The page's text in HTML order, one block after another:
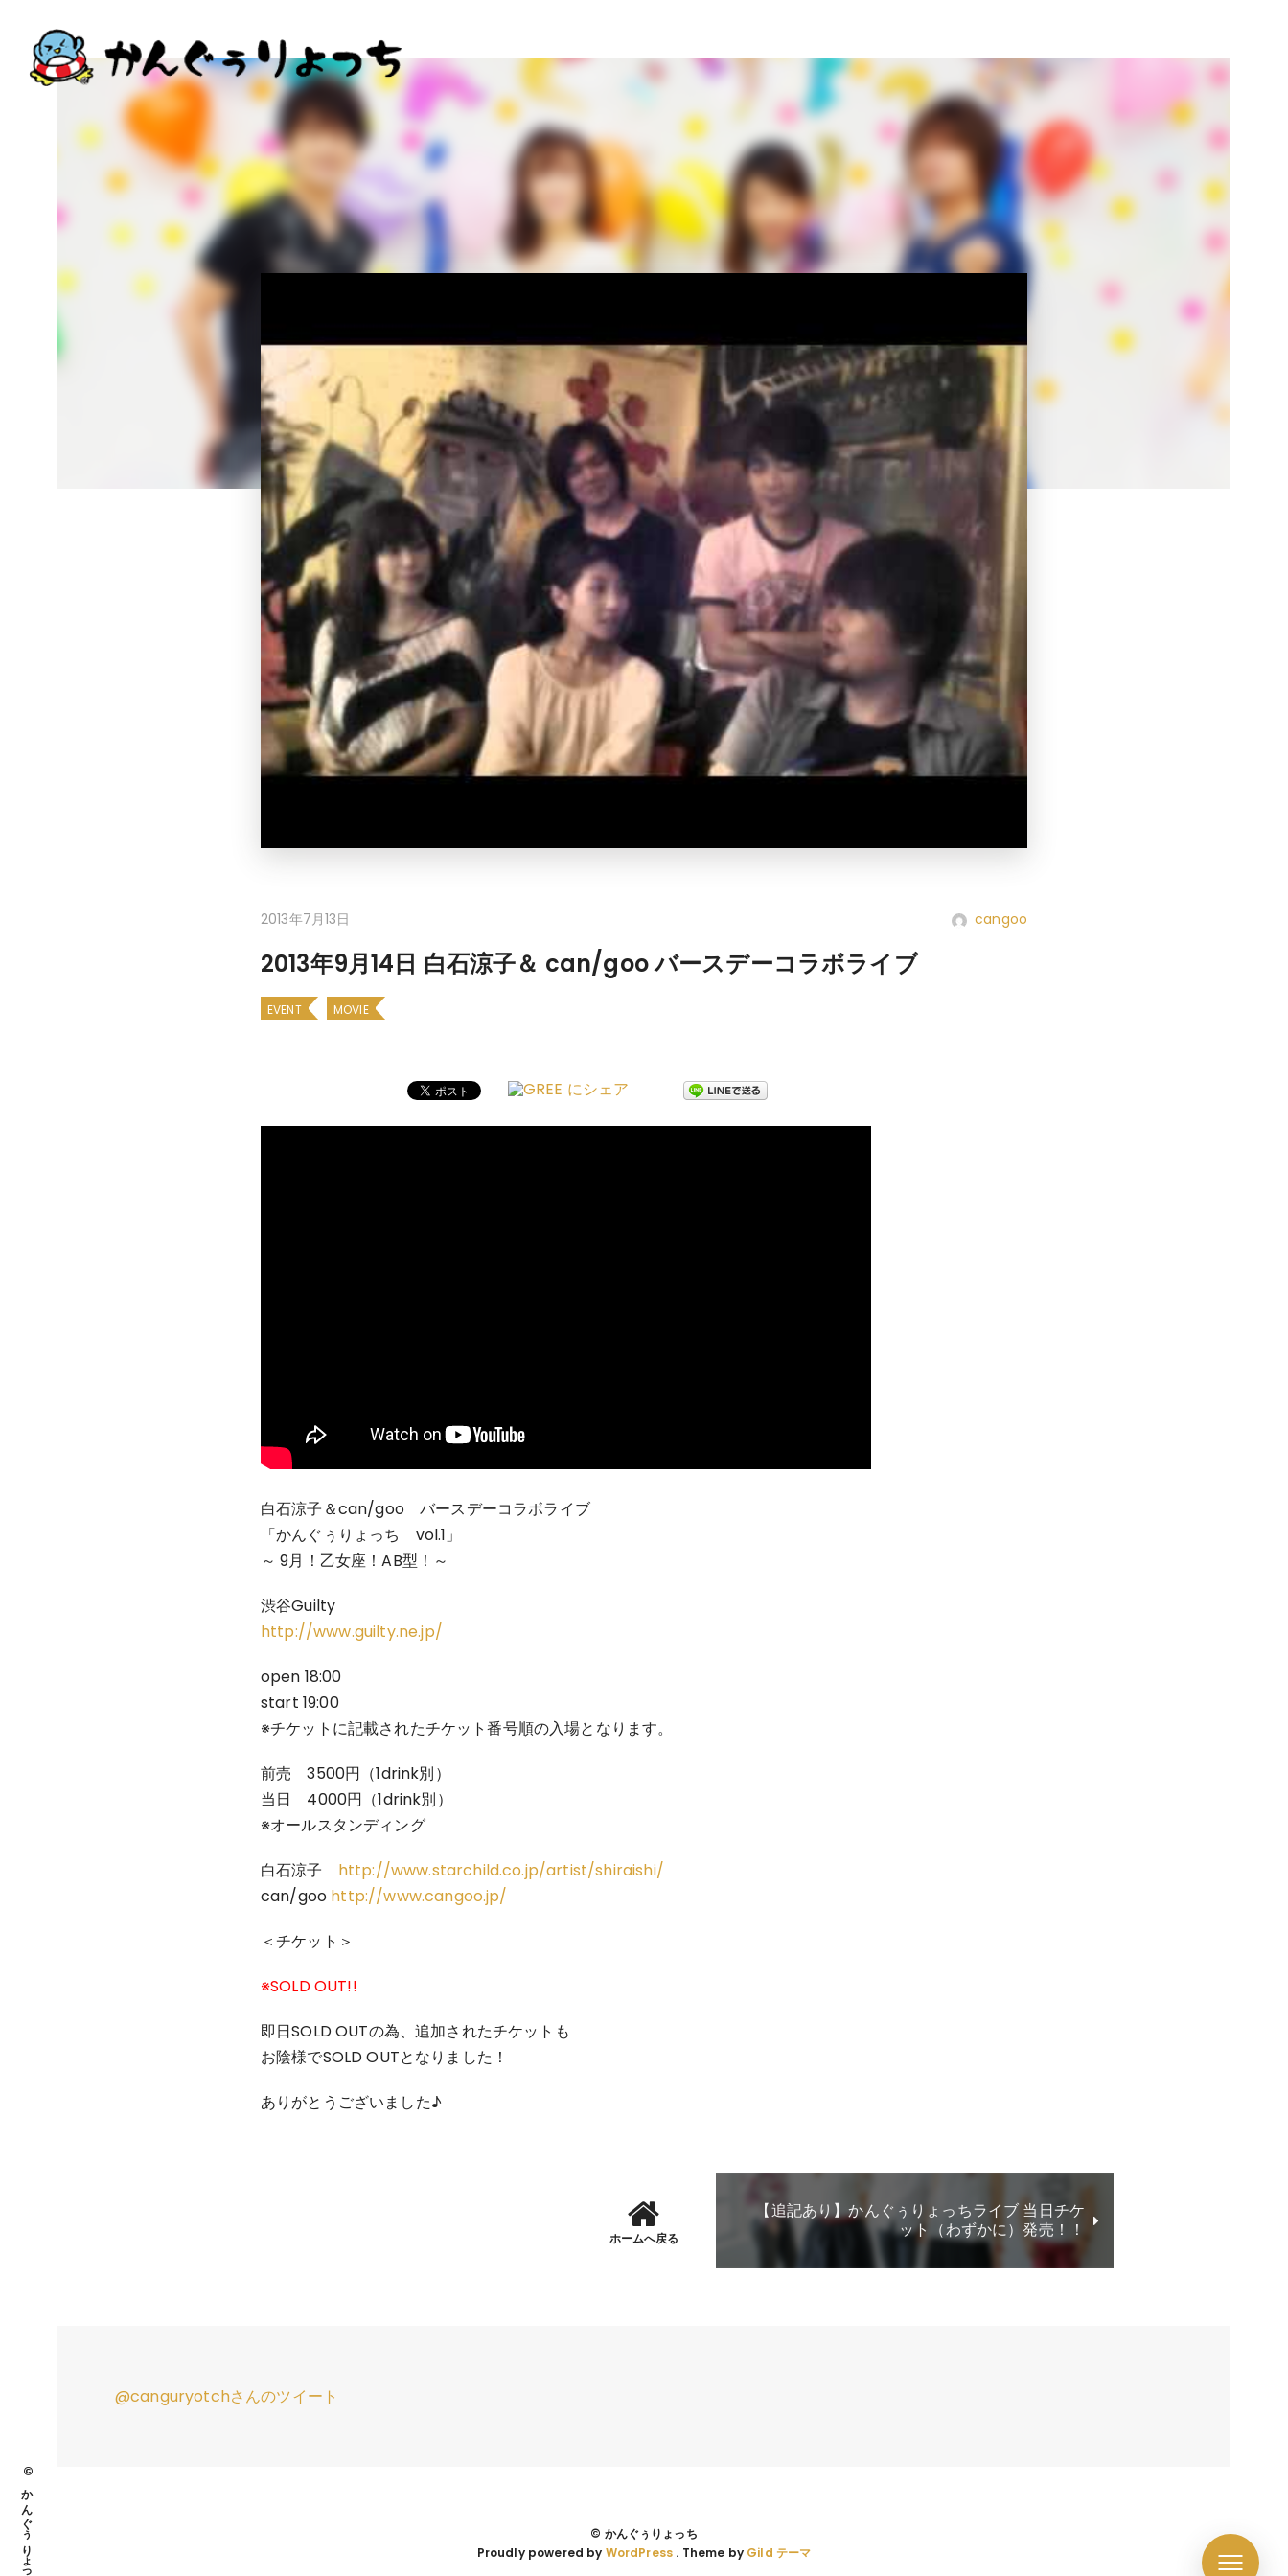
2013年7月13日 cangoo
2013年9月14日 白石涼子＆ can/goo バースデーコラボライブ
EVENT MOVIE
白石涼子＆can/goo バースデーコラボライブ
「かんぐぅりょっち vol.1」
～ 9月！乙女座！AB型！～
渋谷Guilty
http://www.guilty.ne.jp/
open 18:00
start 19:00
※チケットに記載されたチケット番号順の入場となります。
前売 3500円（1drink別）
当日 4000円（1drink別）
※オールスタンディング
白石涼子 http://www.starchild.co.jp/artist/shiraishi/
can/goo http://www.cangoo.jp/
＜チケット＞
※SOLD OUT!!
即日SOLD OUTの為、追加されたチケットも
お陰様でSOLD OUTとなりました！
ありがとうございました♪
ホームへ戻る
【追記あり】かんぐぅりょっちライブ 当日チケ
ット（わずかに）発売！！
@canguryotchさんのツイート
© かんぐぅりょっち
© かんぐぅりょっち
Proudly powered by WordPress . Theme by Gild テーマ